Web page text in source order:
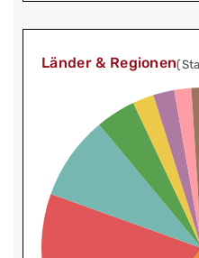
Länder & Regionen